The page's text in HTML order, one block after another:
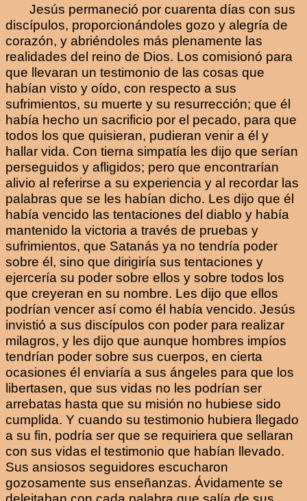
Jesús permaneció por cuarenta días con sus
discípulos, proporcionándoles gozo y alegría de
corazón, y abriéndoles más plenamente las
realidades del reino de Dios. Los comisionó para
que llevaran un testimonio de las cosas que
habían visto y oído, con respecto a sus
sufrimientos, su muerte y su resurrección; que él
había hecho un sacrificio por el pecado, para que
todos los que quisieran, pudieran venir a él y
hallar vida. Con tierna simpatía les dijo que serían
perseguidos y afligidos; pero que encontrarían
alivio al referirse a su experiencia y al recordar las
palabras que se les habían dicho. Les dijo que él
había vencido las tentaciones del diablo y había
mantenido la victoria a través de pruebas y
sufrimientos, que Satanás ya no tendría poder
sobre él, sino que dirigiría sus tentaciones y
ejercería su poder sobre ellos y sobre todos los
que creyeran en su nombre. Les dijo que ellos
podrían vencer así como él había vencido. Jesús
invistió a sus discípulos con poder para realizar
milagros, y les dijo que aunque hombres impíos
tendrían poder sobre sus cuerpos, en cierta
ocasiones él enviaría a sus ángeles para que los
libertasen, que sus vidas no les podrían ser
arrebatas hasta que su misión no hubiese sido
cumplida. Y cuando su testimonio hubiera llegado
a su fin, podría ser que se requiriera que sellaran
con sus vidas el testimonio que habían llevado.
Sus ansiosos seguidores escucharon
gozosamente sus enseñanzas. Ávidamente se